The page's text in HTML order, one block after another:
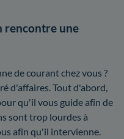
rencontre une
de courant chez vous ?
d'affaires. Tout d'abord,
qu'il vous guide afin de
sont trop lourdes à
afin qu'il intervienne.